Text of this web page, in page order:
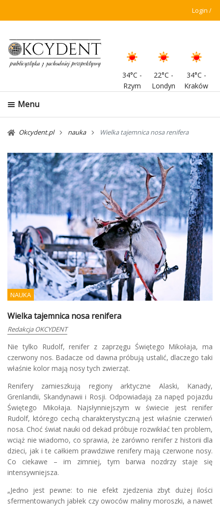
Login
34°C -
Rzym
22°C -
Londyn
34°C -
Kraków
Menu
Okcydent.pl nauka Wielka tajemnica nosa renifera
NAUKA
Wielka tajemnica nosa renifera
Redakcja OKCYDENT
Nie tylko Rudolf, renifer z zaprzęgu Świętego Mikołaja, ma
czerwony nos. Badacze od dawna próbują ustalić, dlaczego taki
właśnie kolor mają nosy tych zwierząt.
Renifery zamieszkują regiony arktyczne Alaski, Kanady,
Grenlandii, Skandynawii i Rosji. Odpowiadają za napęd pojazdu
Świętego Mikołaja. Najsłynniejszym w świecie jest renifer
Rudolf, którego cechą charakterystyczną jest właśnie czerwień
nosa. Choć świat nauki od dekad próbuje rozwikłać ten problem,
wciąż nie wiadomo, co sprawia, że zarówno renifer z historii dla
dzieci, jak i te całkiem prawdziwe renifery mają czerwone nosy.
Co ciekawe – im zimniej, tym barwa nozdrzy staje się
intensywniejsza.
„Jedno jest pewne: to nie efekt zjedzenia zbyt dużej ilości
sfermentowanych jabłek czy owoców maliny moroszki, a nawet